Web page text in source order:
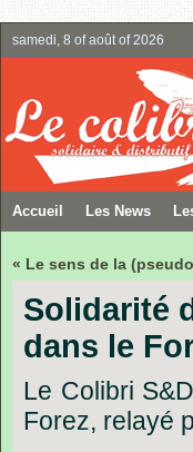
samedi, 8 of août of 2026
Accueil Les News
« Le sens de la
Solidarité
dans le
Le Colibri
Forez, relayé